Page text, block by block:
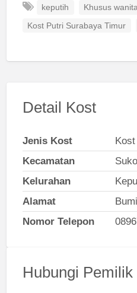
keputih Khusus
Kost Putri Surabaya Timur
Detail Kost
Jenis Kost
Kecamatan
Kelurahan
Alamat
Nomor Telepon
Hubungi Pemilik